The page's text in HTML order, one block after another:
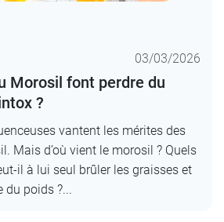
03/03/2026
Morosil font perdre du
?
vantent les mérites des
Mais d’où vient le morosil ? Quels
il à lui seul brûler les graisses et
du poids ?...